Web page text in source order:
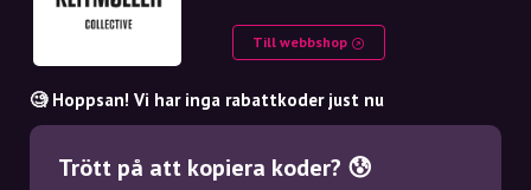
Till webbshop
🧐 Hoppsan! Vi har inga rabattkoder just nu
Trött på att kopiera koder? 😰